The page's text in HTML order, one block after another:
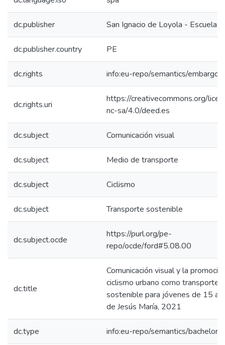
dc.publisher San Ignacio de Loyola - Escuela
dc.publisher.country PE
dc.rights info:eu-repo/semantics/
dc.rights.uri
https://creativecommons.org/
nc-sa/4.0/deed.es
dc.subject Comunicación visual
dc.subject Medio de transporte
dc.subject Ciclismo
dc.subject Transporte sostenible
dc.subject.ocde
https://purl.org/pe-
repo/ocde/ford#5.08.00
dc.title
Comunicación visual y la
ciclismo urbano como transporte
sostenible para jóvenes de 15 a
de Jesús María, 2021
dc.type info:eu-repo/semantics/